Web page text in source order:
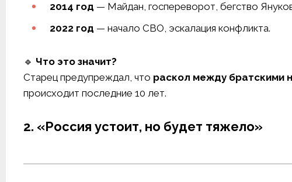
2014 год — Майдан, госпереворот, бегство
2022 год — начало СВО, эскалация конфликта.
🔹 Что это значит?
Старец предупреждал, что раскол между братскими
происходит последние 10 лет.
2. «Россия устоит, но будет тяжело»